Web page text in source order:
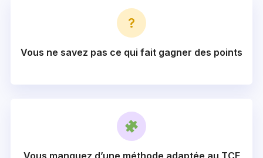
?
Vous ne savez pas ce qui fait gagner des points